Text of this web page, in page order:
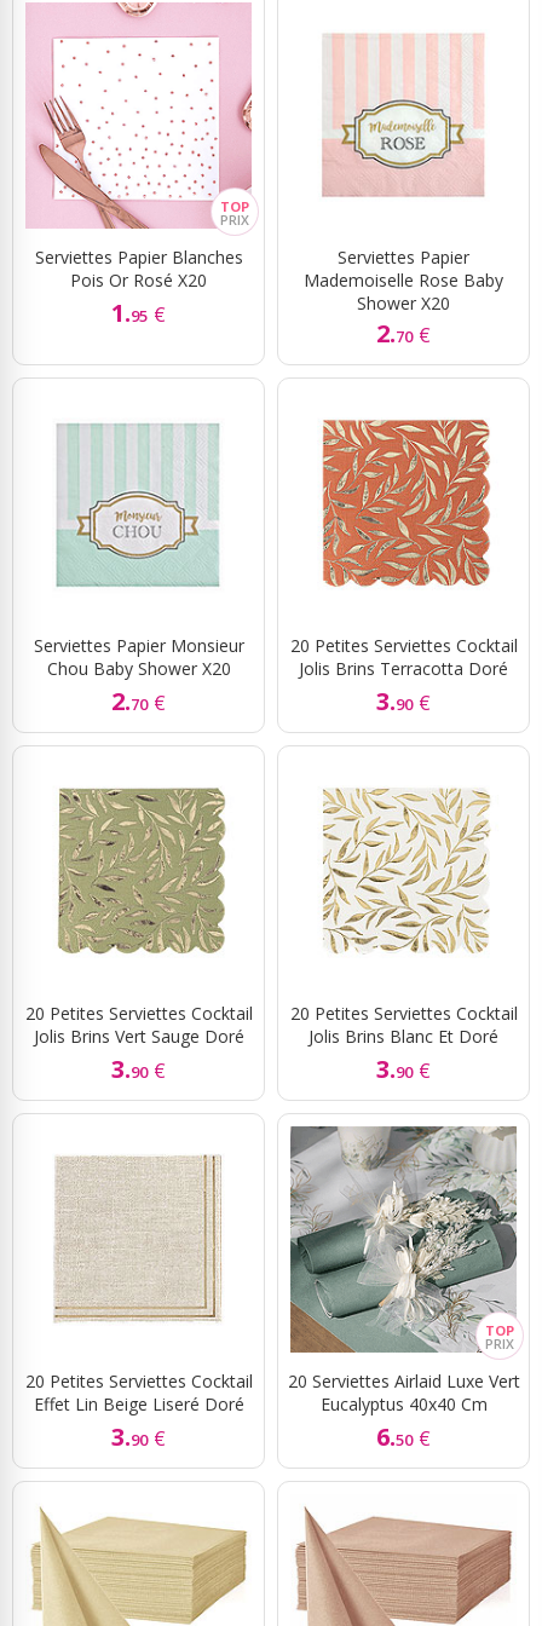
Sky Lanterns
Rubans Tulle Organdi
Scrapbooking, Loisirs Créatifs
Serviettes Papier Blanches
Pois Or Rosé X20
1.95 €
Serviettes Papier
Mademoiselle Rose Baby
Shower X20
2.70 €
Serviettes Papier Monsieur
Chou Baby Shower X20
2.70 €
20 Petites Serviettes Cocktail
Jolis Brins Terracotta Doré
3.90 €
20 Petites Serviettes Cocktail
Jolis Brins Vert Sauge Doré
3.90 €
20 Petites Serviettes Cocktail
Jolis Brins Blanc Et Doré
3.90 €
20 Petites Serviettes Cocktail
Effet Lin Beige Liseré Doré
3.90 €
20 Serviettes Airlaid Luxe Vert
Eucalyptus 40x40 Cm
6.50 €